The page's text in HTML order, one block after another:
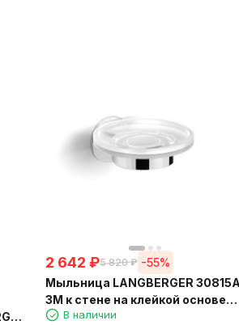
2 642 ₽5 820 ₽ -55%
Мыльница LANGBERGER
3М к стене на клейкой основе
стекло
В наличии